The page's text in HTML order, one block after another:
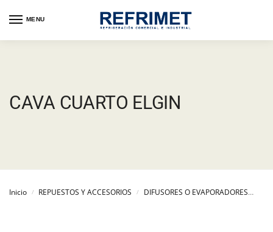
MENU
CAVA CUARTO ELGIN
Inicio / REPUESTOS Y ACCESORIOS / DIFUSORES O EVAPORADORES